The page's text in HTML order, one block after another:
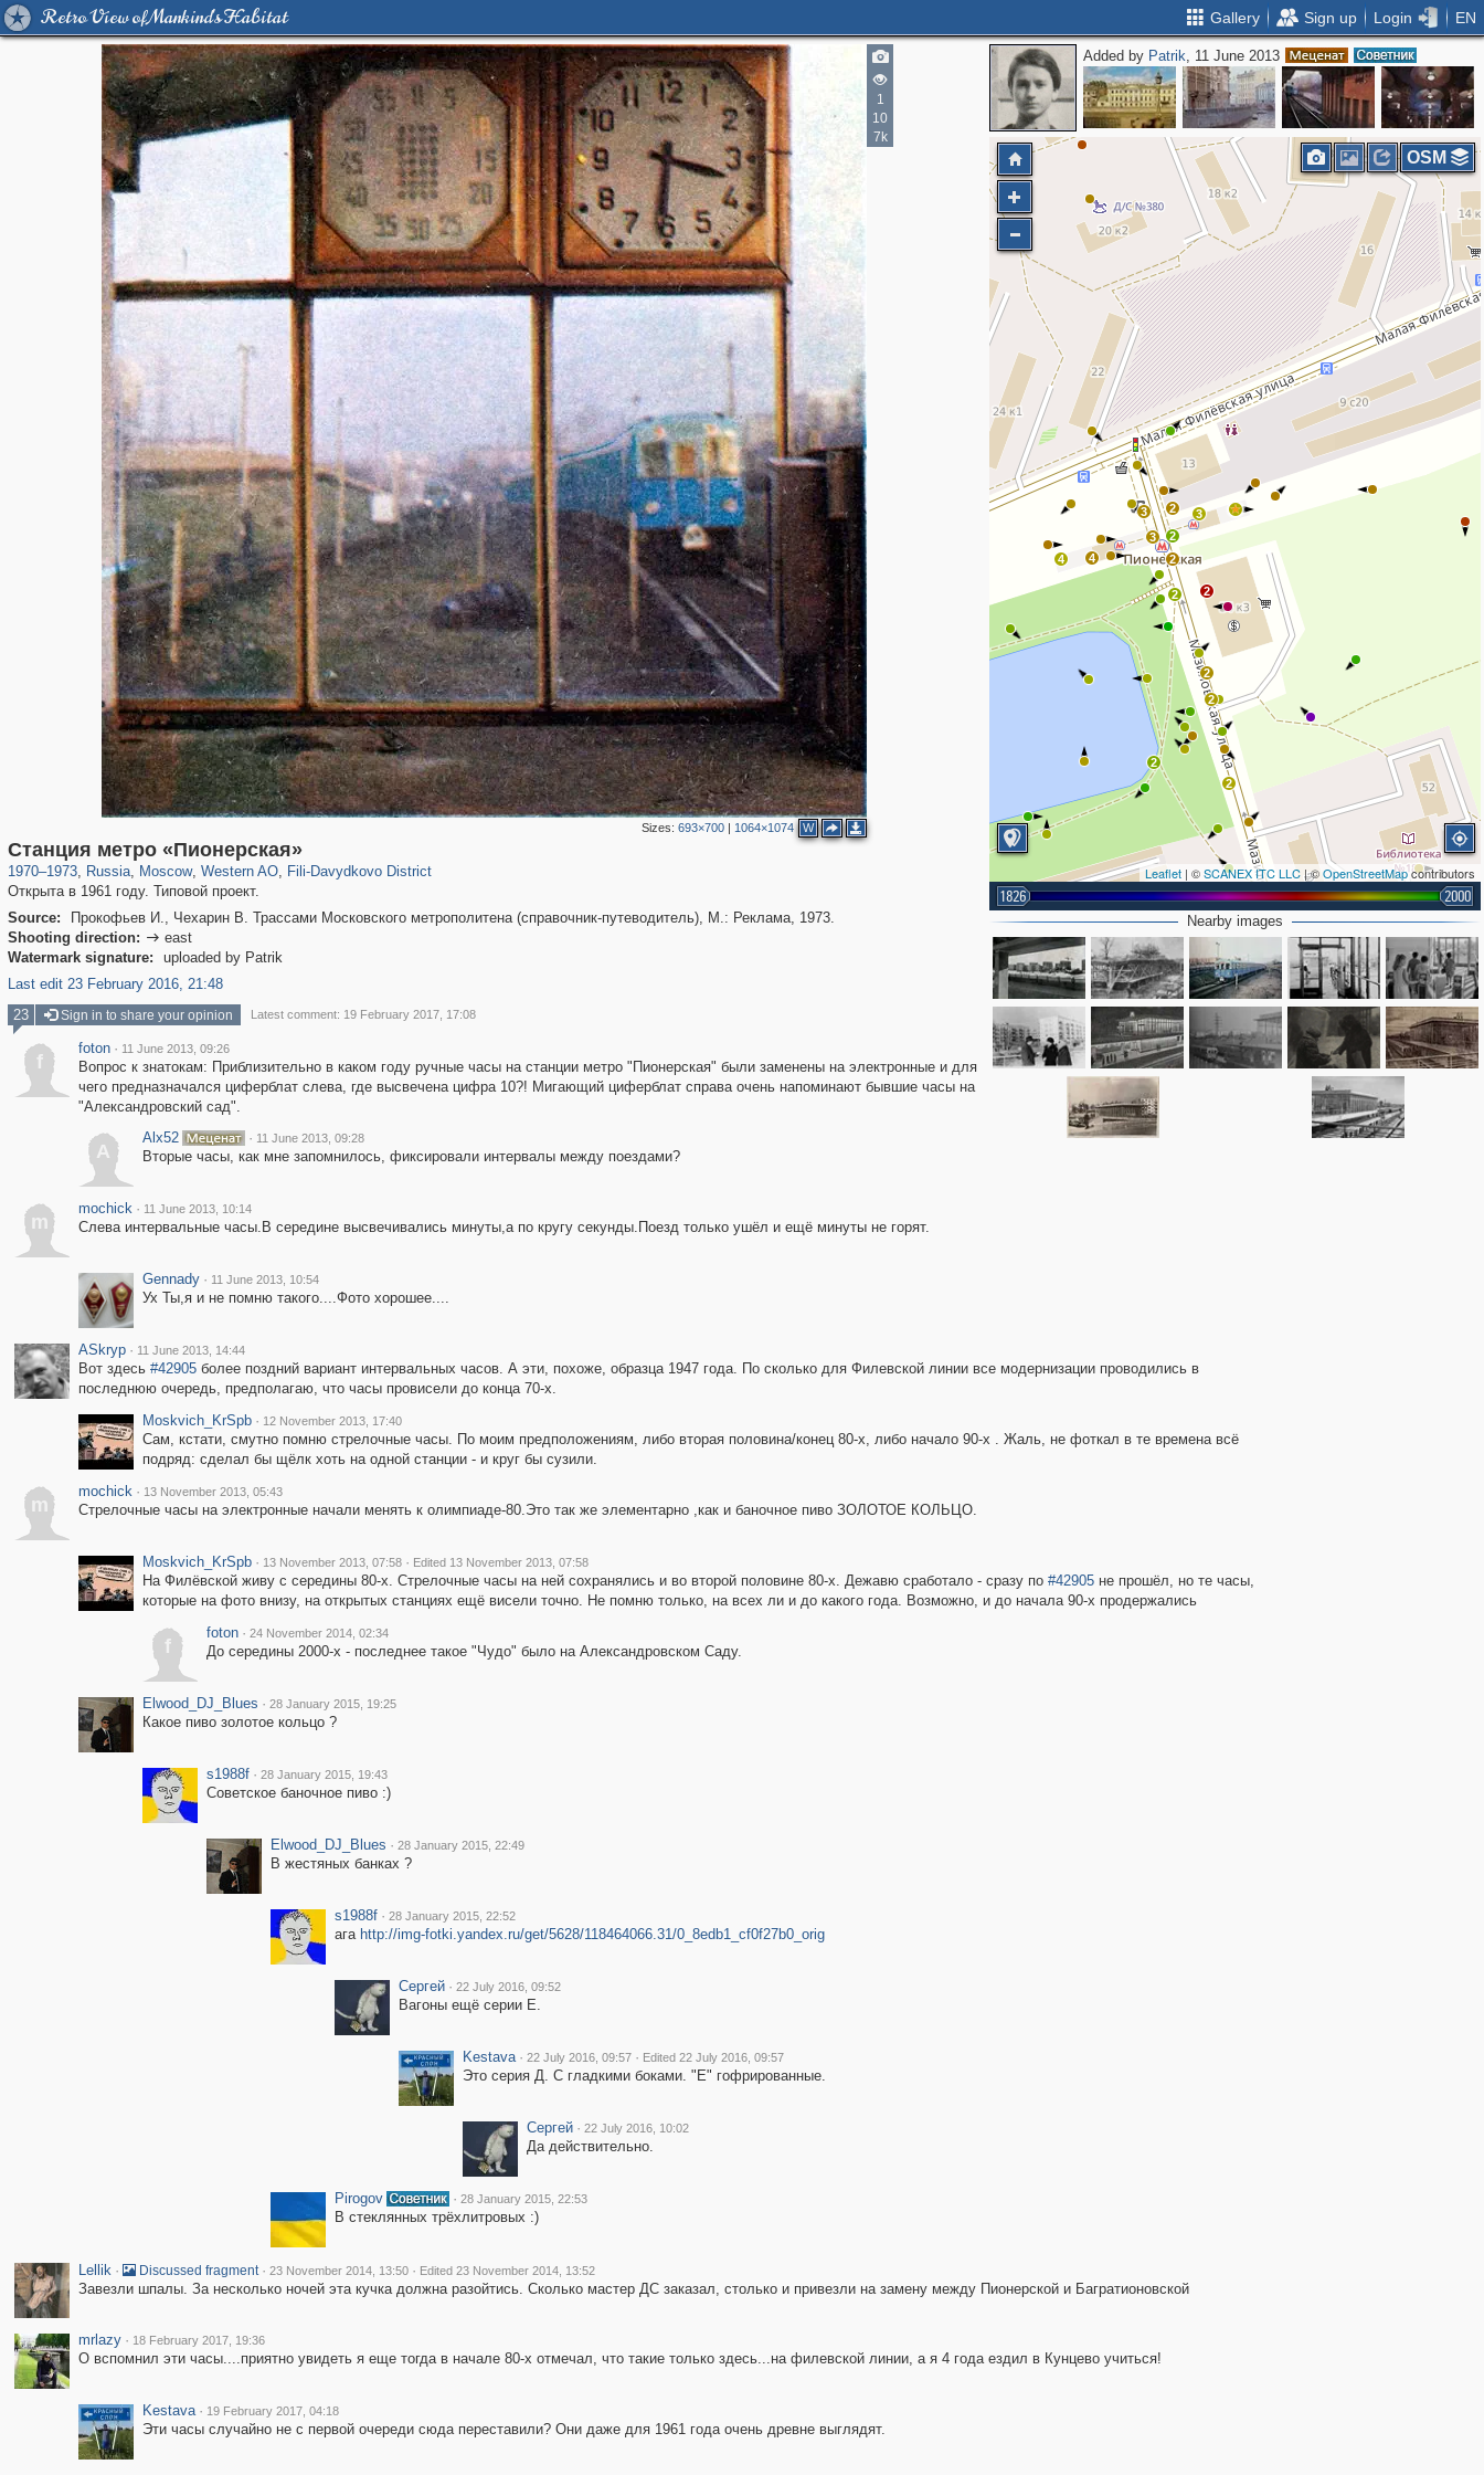
Retro View of Mankind's Habitat Gallery Sign up Login EN
1
10
7k
Sizes:693×700 | 1064×1074 W
Станция метро «Пионерская»
1970–1973, Russia
1,407,368 29,248
, Moscow
319,882 8,286
, Western AO
27,131 310
, Fili-Davydkovo District
1,117
Открыта в 1961 году. Типовой проект.
Source:
Прокофьев И., Чехарин В. Трассами Московского метрополитена (справочник-путеводитель), М.: Реклама, 1973.
Shooting direction:  east
Watermark signature:
uploaded by Patrik
Last edit 23 February 2016, 21:48
Added by Patrik, 11 June 2013
3
2
2
2
2
2
2
2
2
3
3 2 3
4
4
Leaflet | ©SCANEX ITC LLC| ©OpenStreetMapcontributors
1826 2000
OSM
Nearby images
23 Sign in to share your opinion Latest comment: 19 February 2017, 17:08
f
foton · 11 June 2013, 09:26
Вопрос к знатокам: Приблизительно в каком году ручные часы на станции метро "Пионерская" были заменены на электронные и для
чего предназначался циферблат слева, где высвечена цифра 10?! Мигающий циферблат справа очень напоминают бывшие часы на
"Александровский сад".
A
Alx52 · 11 June 2013, 09:28
Вторые часы, как мне запомнилось, фиксировали интервалы между поездами?
m
mochick · 11 June 2013, 10:14
Слева интервальные часы.В середине высвечивались минуты,а по кругу секунды.Поезд только ушёл и ещё минуты не горят.
Gennady · 11 June 2013, 10:54
Ух Ты,я и не помню такого....Фото хорошее....
ASkryp · 11 June 2013, 14:44
Вот здесь #42905более поздний вариант интервальных часов. А эти, похоже, образца 1947 года. По сколько для Филевской линии все модернизации проводились в
последнюю очередь, предполагаю, что часы провисели до конца 70-х.
Moskvich_KrSpb · 12 November 2013, 17:40
Сам, кстати, смутно помню стрелочные часы. По моим предположениям, либо вторая половина/конец 80-х, либо начало 90-х . Жаль, не фоткал в те времена всё
подряд: сделал бы щёлк хоть на одной станции - и круг бы сузили.
m
mochick · 13 November 2013, 05:43
Стрелочные часы на электронные начали менять к олимпиаде-80.Это так же элементарно ,как и баночное пиво ЗОЛОТОЕ КОЛЬЦО.
Moskvich_KrSpb · 13 November 2013, 07:58 · Edited 13 November 2013, 07:58
На Филёвской живу с середины 80-х. Стрелочные часы на ней сохранялись и во второй половине 80-х. Дежавю сработало - сразу по #42905не прошёл, но те часы,
которые на фото внизу, на открытых станциях ещё висели точно. Не помню только, на всех ли и до какого года. Возможно, и до начала 90-х продержались
f
foton · 24 November 2014, 02:34
До середины 2000-х - последнее такое "Чудо" было на Александровском Саду.
Elwood_DJ_Blues · 28 January 2015, 19:25
Какое пиво золотое кольцо ?
s1988f · 28 January 2015, 19:43
Советское баночное пиво :)
Elwood_DJ_Blues · 28 January 2015, 22:49
В жестяных банках ?
s1988f · 28 January 2015, 22:52
ага http://img-fotki.yandex.ru/get/5628/118464066.31/0_8edb1_cf0f27b0_orig
Сергей · 22 July 2016, 09:52
Вагоны ещё серии Е.
Kestava · 22 July 2016, 09:57 · Edited 22 July 2016, 09:57
Это серия Д. С гладкими боками. "Е" гофрированные.
Сергей · 22 July 2016, 10:02
Да действительно.
Pirogov · 28 January 2015, 22:53
В стеклянных трёхлитровых :)
Lellik · Discussed fragment · 23 November 2014, 13:50 · Edited 23 November 2014, 13:52
Завезли шпалы. За несколько ночей эта кучка должна разойтись. Сколько мастер ДС заказал, столько и привезли на замену между Пионерской и Багратионовской
mrlazy · 18 February 2017, 19:36
О вспомнил эти часы....приятно увидеть я еще тогда в начале 80-х отмечал, что такие только здесь...на филевской линии, а я 4 года ездил в Кунцево учиться!
Kestava · 19 February 2017, 04:18
Эти часы случайно не с первой очереди сюда переставили? Они даже для 1961 года очень древне выглядят.